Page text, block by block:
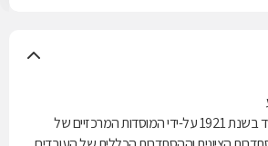
בנק הפועלים בע"מ נוסד בשנת 1921 על-ידי המוסדות המרכזיים של